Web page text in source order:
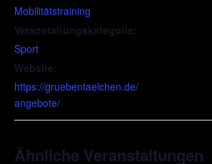
Mobilitätstraining
Veranstaltungskategorie:
Sport
Website:
https://gruebentaelchen.de/
angebote/
Ähnliche Veranstaltungen